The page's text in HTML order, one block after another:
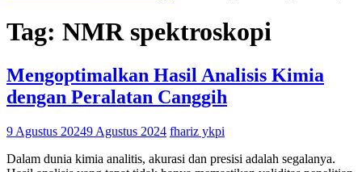
Tag: NMR spektroskopi
Mengoptimalkan Hasil Analisis Kimia
dengan Peralatan Canggih
9 Agustus 20249 Agustus 2024 fhariz ykpi
Dalam dunia kimia analitis, akurasi dan presisi adalah segalanya.